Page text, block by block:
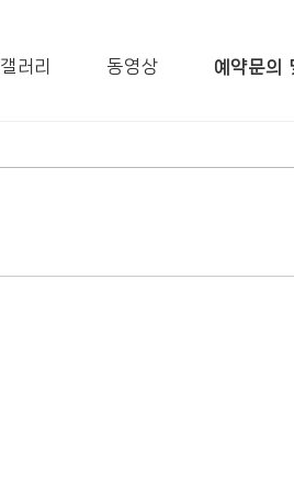
갤러리 동영상 예약문의